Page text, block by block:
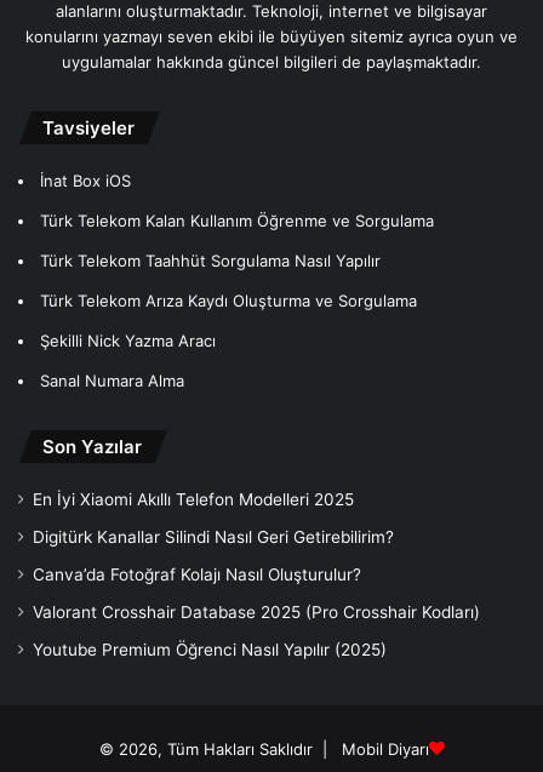
alanlarını oluşturmaktadır. Teknoloji, internet ve bilgisayar
konularını yazmayı seven ekibi ile büyüyen sitemiz ayrıca oyun ve
uygulamalar hakkında güncel bilgileri de paylaşmaktadır.
Tavsiyeler
İnat Box iOS
Türk Telekom Kalan Kullanım Öğrenme ve Sorgulama
Türk Telekom Taahhüt Sorgulama Nasıl Yapılır
Türk Telekom Arıza Kaydı Oluşturma ve Sorgulama
Şekilli Nick Yazma Aracı
Sanal Numara Alma
Son Yazılar
En İyi Xiaomi Akıllı Telefon Modelleri 2025
Digitürk Kanallar Silindi Nasıl Geri Getirebilirim?
Canva’da Fotoğraf Kolajı Nasıl Oluşturulur?
Valorant Crosshair Database 2025 (Pro Crosshair Kodları)
Youtube Premium Öğrenci Nasıl Yapılır (2025)
© 2026, Tüm Hakları Saklıdır | Mobil Diyarı